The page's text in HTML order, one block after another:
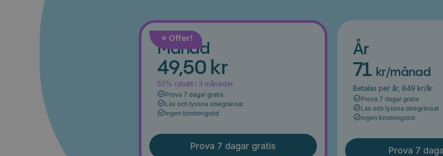
⭐️ Offer!
Månad
49,50 kr
50% rabatt i 3 månader
Prova 7 dagar gratis
Läs och lyssna obegränsat
Ingen bindningstid
Prova 7 dagar gratis
År
71 kr/månad
Betalas per år, 849 kr/år
Prova 7 dagar gratis
Läs och lyssna obegränsat
Ingen bindningstid
Prova 7